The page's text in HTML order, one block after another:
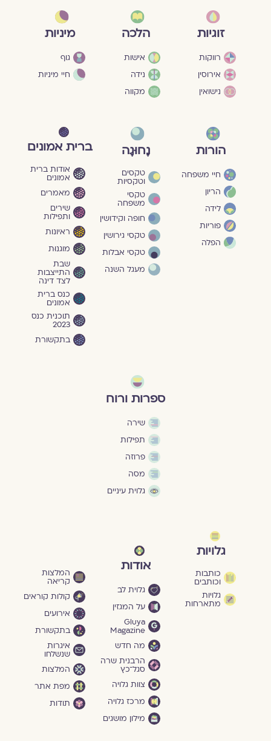
זוגיות
רווקות
אירוסין
נישואין
הלכה
אישות
נידה
מקווה
מיניות
גוף
חיי מיניות
הורות
חיי משפחה
הריון
לידה
פוריות
הפלה
נָחוּגָה
טקסים
וטקסיות
טקסי
משפחה
חופה וקידושין
טקסי גירושין
טקסי אבלות
מעגל השנה
ברית אמונים
אודות ברית
אמונים
מאמרים
שירים
ותפילות
ראיונות
מוגנוּת
שבת
התייצבות
לצד דינה
כנס ברית
אמונים
תוכנית כנס
2023
בתקשורת
ספרות ורוח
שירה
תפילות
פרוזה
מסה
גלוית עיניים
גלויות
כותבות
וכותבים
גלויות
מתארחות
אודות
גלוית לב
על המגזין
Gluya
Magazine
מה חדש
הרבנית שרה
סגל־כץ
צוות גלויה
מרכז גלויה
מילון מושגים
המלצות
קריאה
קולות קוראים
אירועים
בתקשורת
איגרות
שנשלחו
המלצות
מפת אתר
תודות